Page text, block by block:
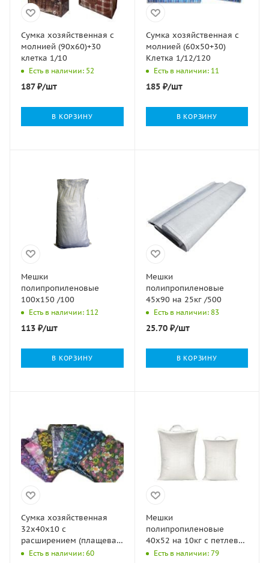
Сумка хозяйственная с
молнией (90х60)+30
клетка 1/10
Есть в наличии: 52
187₽/шт
В КОРЗИНУ
Сумка хозяйственная с
молнией (60х50+30)
Клетка 1/12/120
Есть в наличии: 11
185₽/шт
В КОРЗИНУ
Мешки
полипропиленовые
100х150 /100
Есть в наличии: 112
113 ₽/шт
В КОРЗИНУ
Мешки
полипропиленовые
45х90 на 25кг /500
Есть в наличии: 83
25.70₽/шт
В КОРЗИНУ
Сумка хозяйственная
32х40х10 с
расширением (плащевая
ткань) в асс. 10/10
Есть в наличии: 60
Мешки
полипропиленовые
40х52 на 10кг с петлевой
ручкой 100/1000
Есть в наличии: 79